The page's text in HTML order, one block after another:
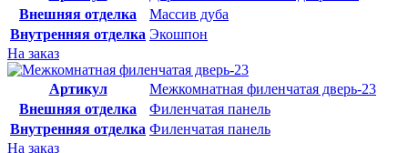
Внешняя отделка
Массив дуба
Внутренняя отделка Экошпон
На заказ
Артикул
Межкомнатная филенчатая дверь-23
Внешняя отделка
Филенчатая панель
Внутренняя отделка Филенчатая панель
На заказ